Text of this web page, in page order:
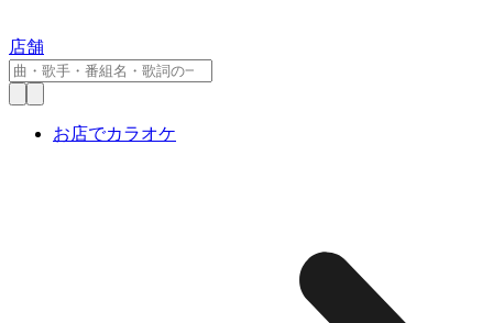
店舗
お店でカラオケ